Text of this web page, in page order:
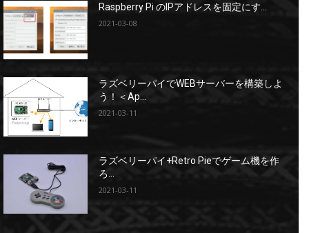
Raspberry Pi のIPアドレスを固定にす...
2021-03-08
ラズベリーパイでWEBサーバーを構築しよ
う！＜Ap...
2021-03-11
ラズベリーパイ+Retro Pieでゲーム機を作
ろ...
2021-03-11